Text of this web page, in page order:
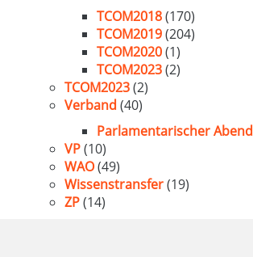
TCOM2018(170)
TCOM2019(204)
TCOM2020(1)
TCOM2023(2)
TCOM2023(2)
Verband (40)
Parlamentarischer Abend
VP(10)
WAO(49)
Wissenstransfer(19)
ZP(14)